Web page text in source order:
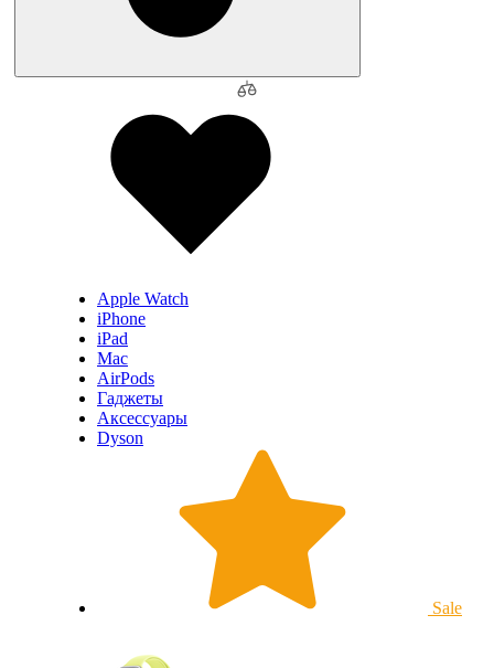
Apple Watch
iPhone
iPad
Mac
AirPods
Гаджеты
Аксессуары
Dyson
Sale